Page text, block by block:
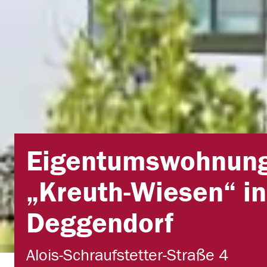
„Kreuth-Wiesen“ in
Deggendorf
Alois-Schraufstetter-Straße 4